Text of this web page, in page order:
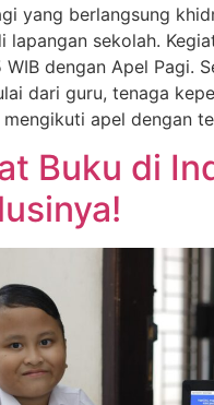
yang berlangsung
lapangan sekolah.
dengan Apel Pagi.
dari guru, tenaga
mengikuti apel dengan
Buku di